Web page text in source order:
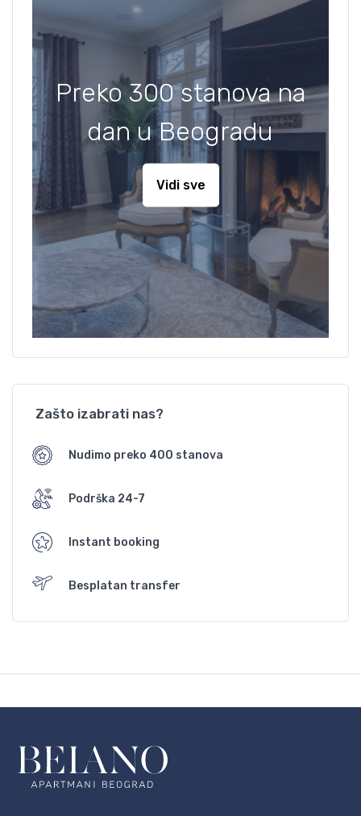
Preko 300 stanova na
dan u Beogradu
Vidi sve
Zašto izabrati nas?
Nudimo preko 400 stanova
Podrška 24-7
Instant booking
Besplatan transfer